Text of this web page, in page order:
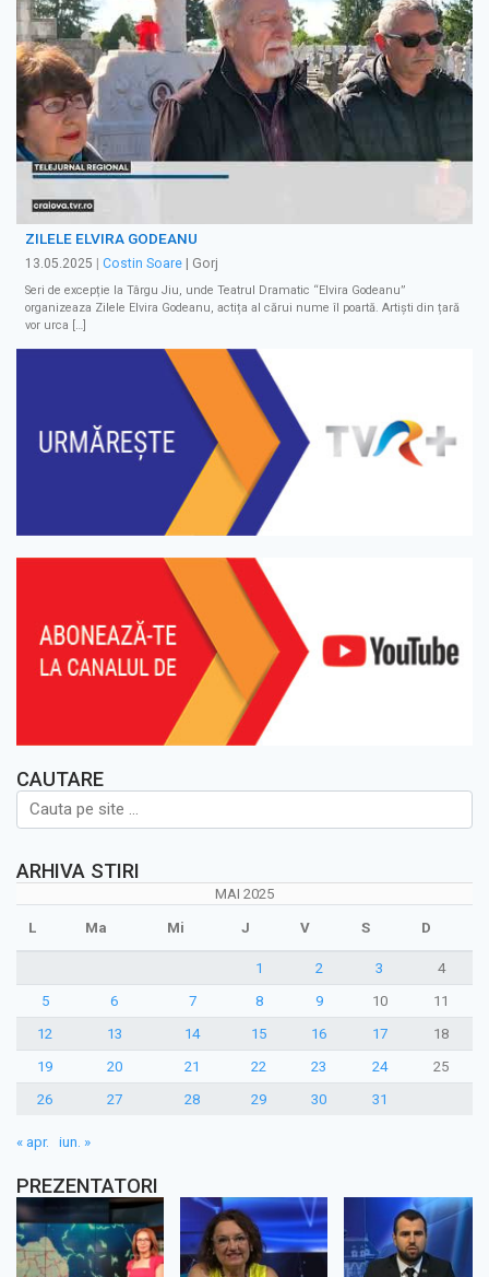
ZILELE ELVIRA GODEANU
13.05.2025 Costin Soare | Gorj
Seri de excepție la Târgu Jiu, unde Teatrul Dramatic “Elvira Godeanu”
organizeaza Zilele Elvira Godeanu, actița al cărui nume îl poartă. Artiști din țară
vor urca […]
CAUTARE
ARHIVA STIRI
MAI 2025
L Ma Mi J V S D
1 2 3
4
5
6 7 8 9 10
11
12
13 14 15 16 17
18
19
20 21 22 23 24
25
26
27 28 29 30 31
« apr. iun. »
PREZENTATORI